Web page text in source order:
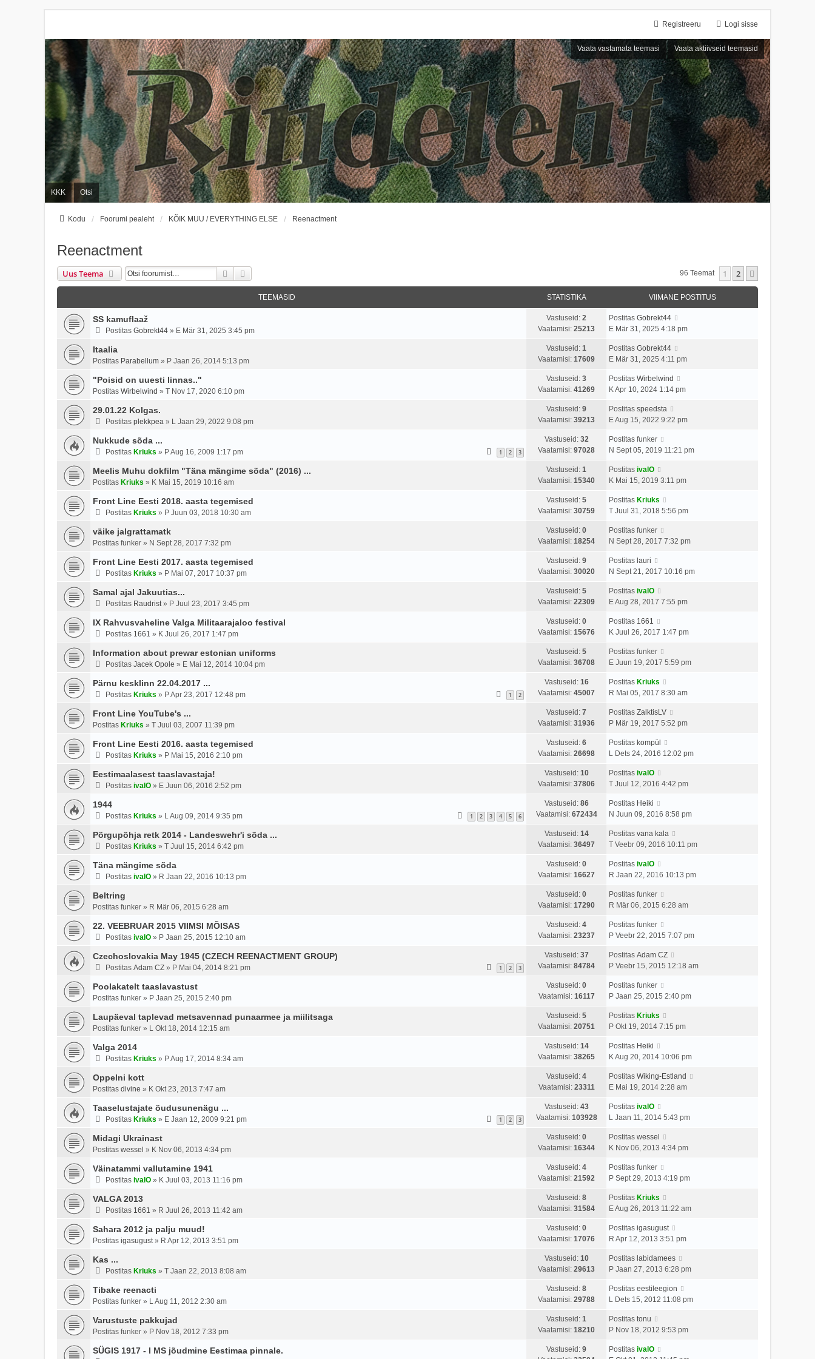
Logi sisse
Registreeru
Vaata vastamata teemasi Vaata aktiivseid teemasid
KKK Otsi
Kodu Foorumi pealeht KÕIK MUU / EVERYTHING ELSE Reenactment
Reenactment
Uus Teema Otsi 96 Teemat 1 2
TEEMASID STATISTIKA VIIMANE POSTITUS
SS kamuflaaž
Postitas Gobrekt44 » E Mär 31, 2025 3:45 pm
Vastuseid: 2
Vaatamisi: 25213
Postitas Gobrekt44
E Mär 31, 2025 4:18 pm
Itaalia
Postitas Parabellum » P Jaan 26, 2014 5:13 pm
Vastuseid: 1
Vaatamisi: 17609
Postitas Gobrekt44
E Mär 31, 2025 4:11 pm
"Poisid on uuesti linnas.."
Postitas Wirbelwind » T Nov 17, 2020 6:10 pm
Vastuseid: 3
Vaatamisi: 41269
Postitas Wirbelwind
K Apr 10, 2024 1:14 pm
29.01.22 Kolgas.
Postitas plekkpea » L Jaan 29, 2022 9:08 pm
Vastuseid: 9
Vaatamisi: 39213
Postitas speedsta
E Aug 15, 2022 9:22 pm
Nukkude sõda ...
Postitas Kriuks » P Aug 16, 2009 1:17 pm 1 2 3
Vastuseid: 32
Vaatamisi: 97028
Postitas funker
N Sept 05, 2019 11:21 pm
Meelis Muhu dokfilm "Täna mängime sõda" (2016) ...
Postitas Kriuks » K Mai 15, 2019 10:16 am
Vastuseid: 1
Vaatamisi: 15340
Postitas ivalO
K Mai 15, 2019 3:11 pm
Front Line Eesti 2018. aasta tegemised
Postitas Kriuks » P Juun 03, 2018 10:30 am
Vastuseid: 5
Vaatamisi: 30759
Postitas Kriuks
T Juul 31, 2018 5:56 pm
väike jalgrattamatk
Postitas funker » N Sept 28, 2017 7:32 pm
Vastuseid: 0
Vaatamisi: 18254
Postitas funker
N Sept 28, 2017 7:32 pm
Front Line Eesti 2017. aasta tegemised
Postitas Kriuks » P Mai 07, 2017 10:37 pm
Vastuseid: 9
Vaatamisi: 30020
Postitas lauri
N Sept 21, 2017 10:16 pm
Samal ajal Jakuutias...
Postitas Raudrist» P Juul 23, 2017 3:45 pm
Vastuseid: 5
Vaatamisi: 22309
Postitas ivalO
E Aug 28, 2017 7:55 pm
IX Rahvusvaheline Valga Militaarajaloo festival
Postitas 1661 » K Juul 26, 2017 1:47 pm
Vastuseid: 0
Vaatamisi: 15676
Postitas 1661
K Juul 26, 2017 1:47 pm
Information about prewar estonian uniforms
Postitas Jacek Opole » E Mai 12, 2014 10:04 pm
Vastuseid: 5
Vaatamisi: 36708
Postitas funker
E Juun 19, 2017 5:59 pm
Pärnu kesklinn 22.04.2017 ...
Postitas Kriuks » P Apr 23, 2017 12:48 pm 1 2
Vastuseid: 16
Vaatamisi: 45007
Postitas Kriuks
R Mai 05, 2017 8:30 am
Front Line YouTube's ...
Postitas Kriuks » T Juul 03, 2007 11:39 pm
Vastuseid: 7
Vaatamisi: 31936
Postitas ZalktisLV
P Mär 19, 2017 5:52 pm
Front Line Eesti 2016. aasta tegemised
Postitas Kriuks » P Mai 15, 2016 2:10 pm
Vastuseid: 6
Vaatamisi: 26698
Postitas kompül
L Dets 24, 2016 12:02 pm
Eestimaalasest taaslavastaja!
Postitas ivalO » E Juun 06, 2016 2:52 pm
Vastuseid: 10
Vaatamisi: 37806
Postitas ivalO
T Juul 12, 2016 4:42 pm
1944
Postitas Kriuks » L Aug 09, 2014 9:35 pm 1 2 3 4 5 6
Vastuseid: 86
Vaatamisi: 672434
Postitas Heiki
N Juun 09, 2016 8:58 pm
Põrgupõhja retk 2014 - Landeswehr'i sõda ...
Postitas Kriuks » T Juul 15, 2014 6:42 pm
Vastuseid: 14
Vaatamisi: 36497
Postitas vana kala
T Veebr 09, 2016 10:11 pm
Täna mängime sõda
Postitas ivalO » R Jaan 22, 2016 10:13 pm
Vastuseid: 0
Vaatamisi: 16627
Postitas ivalO
R Jaan 22, 2016 10:13 pm
Beltring
Postitas funker » R Mär 06, 2015 6:28 am
Vastuseid: 0
Vaatamisi: 17290
Postitas funker
R Mär 06, 2015 6:28 am
22. VEEBRUAR 2015 VIIMSI MÕISAS
Postitas ivalO » P Jaan 25, 2015 12:10 am
Vastuseid: 4
Vaatamisi: 23237
Postitas funker
P Veebr 22, 2015 7:07 pm
Czechoslovakia May 1945 (CZECH REENACTMENT GROUP)
Postitas Adam CZ » P Mai 04, 2014 8:21 pm 1 2 3
Vastuseid: 37
Vaatamisi: 84784
Postitas Adam CZ
P Veebr 15, 2015 12:18 am
Poolakatelt taaslavastust
Postitas funker » P Jaan 25, 2015 2:40 pm
Vastuseid: 0
Vaatamisi: 16117
Postitas funker
P Jaan 25, 2015 2:40 pm
Laupäeval taplevad metsavennad punaarmee ja miilitsaga
Postitas funker » L Okt 18, 2014 12:15 am
Vastuseid: 5
Vaatamisi: 20751
Postitas Kriuks
P Okt 19, 2014 7:15 pm
Valga 2014
Postitas Kriuks » P Aug 17, 2014 8:34 am
Vastuseid: 14
Vaatamisi: 38265
Postitas Heiki
K Aug 20, 2014 10:06 pm
Oppelni kott
Postitas divine » K Okt 23, 2013 7:47 am
Vastuseid: 4
Vaatamisi: 23311
Postitas Wiking-Estland
E Mai 19, 2014 2:28 am
Taaselustajate õudusunenägu ...
Postitas Kriuks » E Jaan 12, 2009 9:21 pm 1 2 3
Vastuseid: 43
Vaatamisi: 103928
Postitas ivalO
L Jaan 11, 2014 5:43 pm
Midagi Ukrainast
Postitas wessel » K Nov 06, 2013 4:34 pm
Vastuseid: 0
Vaatamisi: 16344
Postitas wessel
K Nov 06, 2013 4:34 pm
Väinatammi vallutamine 1941
Postitas ivalO » K Juul 03, 2013 11:16 pm
Vastuseid: 4
Vaatamisi: 21592
Postitas funker
P Sept 29, 2013 4:19 pm
VALGA 2013
Postitas 1661 » R Juul 26, 2013 11:42 am
Vastuseid: 8
Vaatamisi: 31584
Postitas Kriuks
E Aug 26, 2013 11:22 am
Sahara 2012 ja palju muud!
Postitas igasugust» R Apr 12, 2013 3:51 pm
Vastuseid: 0
Vaatamisi: 17076
Postitas igasugust
R Apr 12, 2013 3:51 pm
Kas ...
Postitas Kriuks » T Jaan 22, 2013 8:08 am
Vastuseid: 10
Vaatamisi: 29613
Postitas labidamees
P Jaan 27, 2013 6:28 pm
Tibake reenacti
Postitas funker » L Aug 11, 2012 2:30 am
Vastuseid: 8
Vaatamisi: 29788
Postitas eestileegion
L Dets 15, 2012 11:08 pm
Varustuste pakkujad
Postitas funker » P Nov 18, 2012 7:33 pm
Vastuseid: 1
Vaatamisi: 18210
Postitas tonu
P Nov 18, 2012 9:53 pm
SÜGIS 1917 - I MS jõudmine Eestimaa pinnale. Vastuseid: 9
Postitas ivalO